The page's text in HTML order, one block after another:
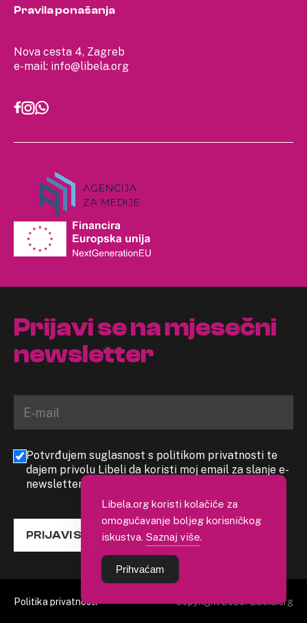
Nova cesta 4, Zagreb
e-mail: info@libela.org
Pravila ponašanja
Prijavi se na mjesečni
newsletter
Potvrđujem suglasnost s politikom privatnosti te
dajem privolu Libeli da koristi moj email za slanje e-
newslettera
PRIJAVI SE
Politika privatnosti Copyright 2026. Libela.org
Libela.org koristi kolačiće za
omogućavanje boljeg korisničkog
iskustva. Saznaj više.
Prihvaćam